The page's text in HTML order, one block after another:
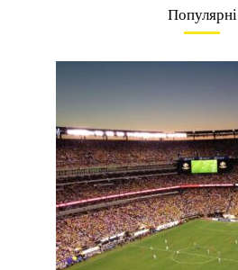
Популярні